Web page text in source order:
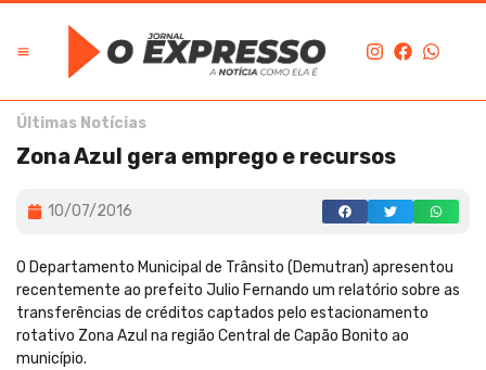
Últimas Notícias
Zona Azul gera emprego e recursos
10/07/2016
O Departamento Municipal de Trânsito (Demutran) apresentou
recentemente ao prefeito Julio Fernando um relatório sobre as
transferências de créditos captados pelo estacionamento
rotativo Zona Azul na região Central de Capão Bonito ao
município.